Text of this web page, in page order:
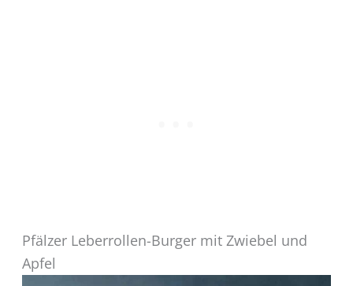
Pfälzer Leberrollen-Burger mit Zwiebel und
Apfel